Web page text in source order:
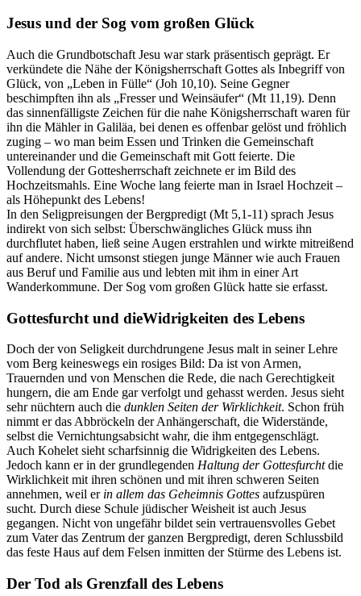
Jesus und der Sog vom großen Glück
Auch die Grundbotschaft Jesu war stark präsentisch geprägt. Er
verkündete die Nähe der Königsherrschaft Gottes als Inbegriff von
Glück, von „Leben in Fülle“ (Joh 10,10). Seine Gegner
beschimpften ihn als „Fresser und Weinsäufer“ (Mt 11,19). Denn
das sinnenfälligste Zeichen für die nahe Königsherrschaft waren für
ihn die Mähler in Galiläa, bei denen es offenbar gelöst und fröhlich
zuging – wo man beim Essen und Trinken die Gemeinschaft
untereinander und die Gemeinschaft mit Gott feierte. Die
Vollendung der Gottesherrschaft zeichnete er im Bild des
Hochzeitsmahls. Eine Woche lang feierte man in Israel Hochzeit –
als Höhepunkt des Lebens!
In den Seligpreisungen der Bergpredigt (Mt 5,1-11) sprach Jesus
indirekt von sich selbst: Überschwängliches Glück muss ihn
durchflutet haben, ließ seine Augen erstrahlen und wirkte mitreißend
auf andere. Nicht umsonst stiegen junge Männer wie auch Frauen
aus Beruf und Familie aus und lebten mit ihm in einer Art
Wanderkommune. Der Sog vom großen Glück hatte sie erfasst.
Gottesfurcht und dieWidrigkeiten des Lebens
Doch der von Seligkeit durchdrungene Jesus malt in seiner Lehre
vom Berg keineswegs ein rosiges Bild: Da ist von Armen,
Trauernden und von Menschen die Rede, die nach Gerechtigkeit
hungern, die am Ende gar verfolgt und gehasst werden. Jesus sieht
sehr nüchtern auch die dunklen Seiten der Wirklichkeit. Schon früh
nimmt er das Abbröckeln der Anhängerschaft, die Widerstände,
selbst die Vernichtungsabsicht wahr, die ihm entgegenschlägt.
Auch Kohelet sieht scharfsinnig die Widrigkeiten des Lebens.
Jedoch kann er in der grundlegenden Haltung der Gottesfurchtdie
Wirklichkeit mit ihren schönen und mit ihren schweren Seiten
annehmen, weil er in allem das Geheimnis Gottes aufzuspüren
sucht. Durch diese Schule jüdischer Weisheit ist auch Jesus
gegangen. Nicht von ungefähr bildet sein vertrauensvolles Gebet
zum Vater das Zentrum der ganzen Bergpredigt, deren Schlussbild
das feste Haus auf dem Felsen inmitten der Stürme des Lebens ist.
Der Tod als Grenzfall des Lebens